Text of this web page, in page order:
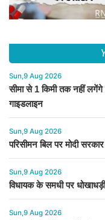
Sun,9 Aug 2026
सीमा से 1 किमी तक नहीं
गाइडलाइन
Sun,9 Aug 2026
परिसीमन बिल पर मोदी
Sun,9 Aug 2026
विधायक के समधी पर
Sun,9 Aug 2026